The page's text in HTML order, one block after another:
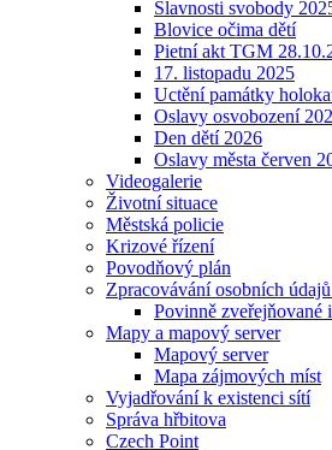
Slavnosti svobody
Blovice očima dětí
Pietní akt TGM
17. listopadu 2025
Uctění památky
Oslavy osvobození
Den dětí 2026
Oslavy města červen
Videogalerie
Životní situace
Městská policie
Krizové řízení
Povodňový plán
Zpracovávání osobních
Povinně zveřejňované
Mapy a mapový server
Mapový server
Mapa zájmových míst
Vyjadřování k existenci sítí
Správa hřbitova
Czech Point